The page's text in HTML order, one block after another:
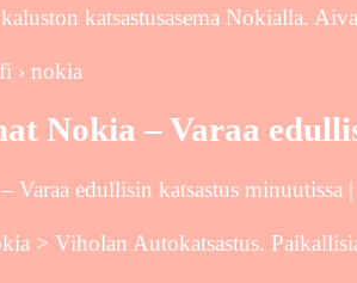
katsastusasema Nokialla.
› nokia
Nokia – Varaa
Varaa edullisin katsastus minuutissa
> Viholan Autokatsastus.